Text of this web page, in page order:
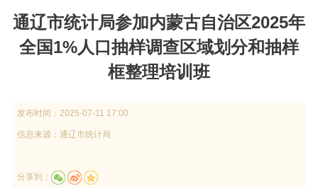
通辽市统计局参加内蒙古自治区2025年
全国1%人口抽样调查区域划分和抽样
框整理培训班
发布时间： 2025-07-11 17:00
信息来源： 通辽市统计局
分享到：